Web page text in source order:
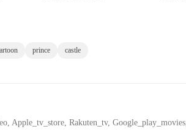
prince castle
Apple_tv_store, Rakuten_tv, Google_play_movies,